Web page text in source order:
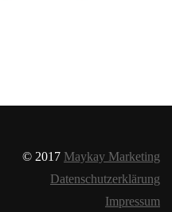
© 2017 Maykay Marketing
Datenschutzerklärung
Impressum